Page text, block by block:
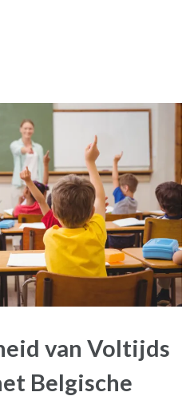
van Voltijds
Belgische